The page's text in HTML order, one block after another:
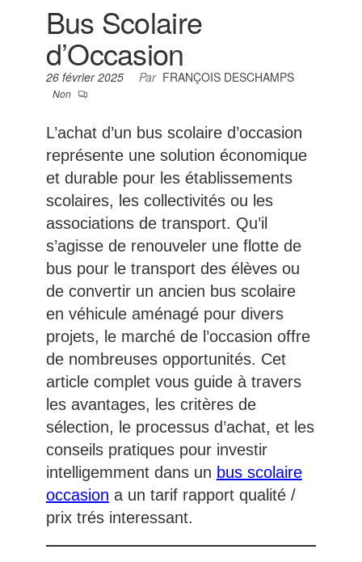
Bus Scolaire
d’Occasion
26 février 2025 Par FRANÇOIS DESCHAMPS
Non
L’achat d’un bus scolaire d’occasion
représente une solution économique
et durable pour les établissements
scolaires, les collectivités ou les
associations de transport. Qu’il
s’agisse de renouveler une flotte de
bus pour le transport des élèves ou
de convertir un ancien bus scolaire
en véhicule aménagé pour divers
projets, le marché de l’occasion offre
de nombreuses opportunités. Cet
article complet vous guide à travers
les avantages, les critères de
sélection, le processus d’achat, et les
conseils pratiques pour investir
intelligemment dans un bus scolaire
occasion a un tarif rapport qualité /
prix trés interessant.